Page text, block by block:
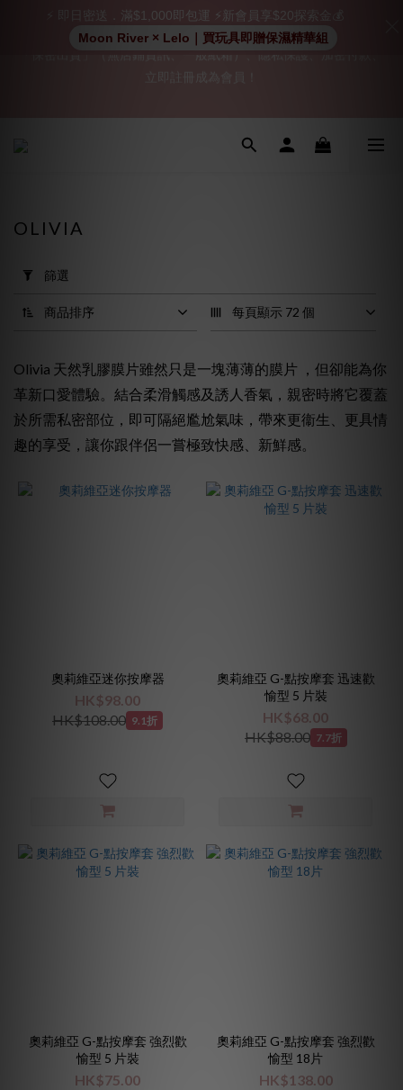
「保密出貨」（無店鋪資訊、一般紙箱）、隱私保護、加密付款、
立即註冊成為會員！
👑 會員特權： 全場滿 $200 免運費 | 🚪 非會員： 運費 $30 | 我們將
用
選
價格
(HK$)
OLIVIA
篩選
商品排序 每頁顯示 72 個
Olivia 天然乳膠膜片雖然只是一塊薄薄的膜片 ，但卻能為你
革新口愛體驗。結合柔滑觸感及誘人香氣，親密時將它覆蓋
於所需私密部位，即可隔絕尷尬氣味，帶來更衞生、更具情
趣的享受，讓你跟伴侶一嘗極致快感、新鮮感。
奧莉維亞迷你按摩器
HK$98.00
HK$108.00 9.1折
奧莉維亞 G-點按摩套 迅速歡
愉型 5 片裝
HK$68.00
HK$88.00 7.7折
奧莉維亞 G-點按摩套 強烈歡
愉型 5 片裝
HK$75.00
奧莉維亞 G-點按摩套 強烈歡
愉型 18片
HK$138.00
⚡ 即日密送．滿$1,000即包運 ⚡新會員享$20探索金💰
Moon River × Lelo｜買玩具即贈保濕精華組